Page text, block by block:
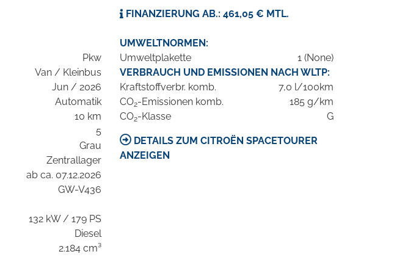
FINANZIERUNG AB.: 461,05 € MTL.
Pkw
Van / Kleinbus
Jun / 2026
Automatik
10 km
5
Grau
Zentrallager
ab ca. 07.12.2026
GW-V436
132 kW / 179 PS
Diesel
2.184 cm³
UMWELTNORMEN:
Umweltplakette
1 (None)
VERBRAUCH UND EMISSIONEN NACH WLTP:
Kraftstoffverbr. komb.
7,0 l/100km
CO2-Emissionen komb.
185 g/km
CO2-Klasse G
DETAILS ZUM CITROËN SPACETOURER
ANZEIGEN